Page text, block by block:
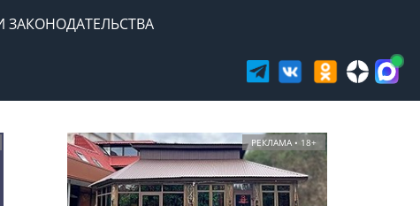
ЗАКОНОДАТЕЛЬСТВА
РЕКЛАМА • 18+